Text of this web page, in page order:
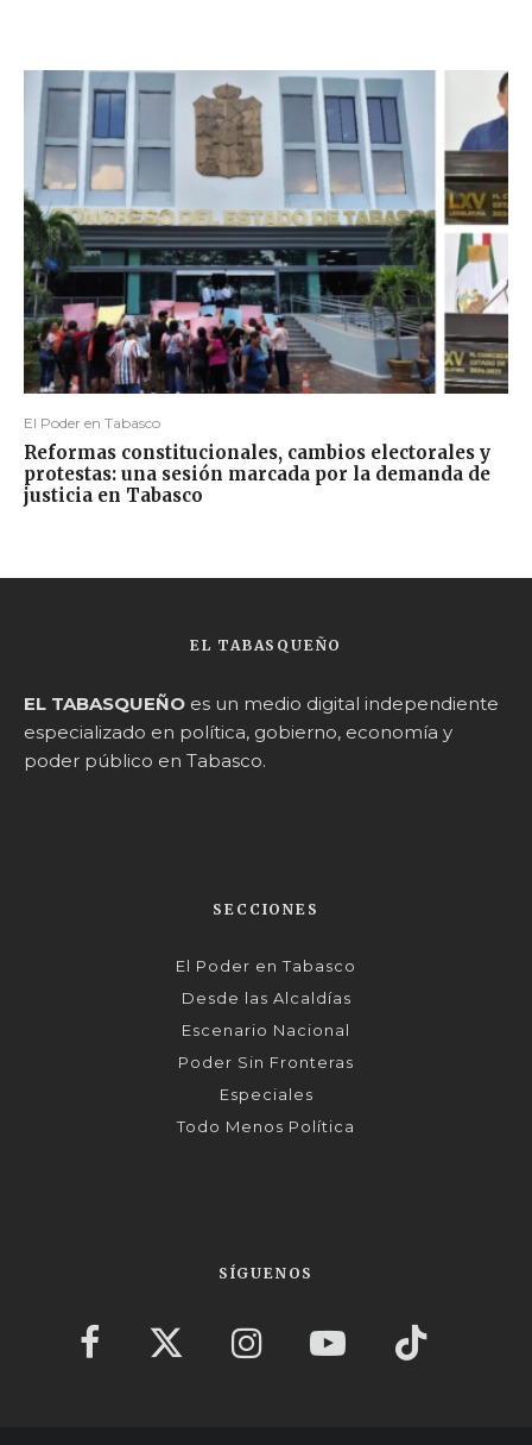
El Poder en Tabasco
Reformas constitucionales, cambios electorales y
protestas: una sesión marcada por la demanda de
justicia en Tabasco
EL TABASQUEÑO
EL TABASQUEÑO es un medio digital independiente
especializado en política, gobierno, economía y
poder público en Tabasco.
SECCIONES
El Poder en Tabasco
Desde las Alcaldías
Escenario Nacional
Poder Sin Fronteras
Especiales
Todo Menos Política
SÍGUENOS